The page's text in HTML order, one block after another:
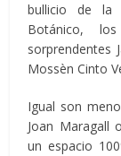
bullicio de la
Botánico,
sorprendentes
Mossèn Cinto
Igual son
Joan Maragall
un espacio